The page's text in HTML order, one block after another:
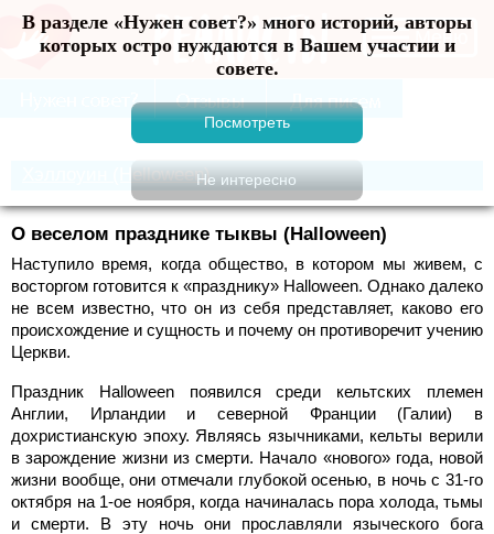
В разделе «Нужен совет?» много историй, авторы
которых остро нуждаются в Вашем участии и
совете.
Меню
Хэллоуин (Helloween)
О веселом празднике тыквы (Halloween)
Наступило время, когда общество, в котором мы живем, с
восторгом готовится к «празднику» Halloween. Однако далеко
не всем известно, что он из себя представляет, каково его
происхождение и сущность и почему он противоречит учению
Церкви.
Праздник Halloween появился среди кельтских племен
Англии, Ирландии и северной Франции (Галии) в
дохристианскую эпоху. Являясь язычниками, кельты верили
в зарождение жизни из смерти. Начало «нового» года, новой
жизни вообще, они отмечали глубокой осенью, в ночь с 31-го
октября на 1-ое ноября, когда начиналась пора холода, тьмы
и смерти. В эту ночь они прославляли языческого бога